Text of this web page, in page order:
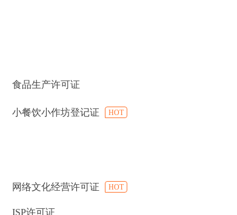
食品生产许可证
小餐饮小作坊登记证 HOT
网络文化经营许可证 HOT
ISP许可证